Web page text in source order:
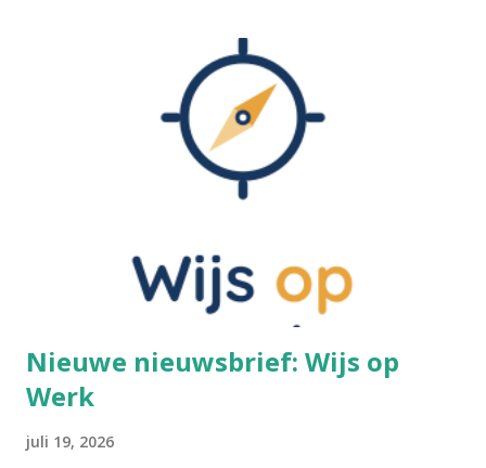
Nieuwe nieuwsbrief: Wijs op
Werk
juli 19, 2026